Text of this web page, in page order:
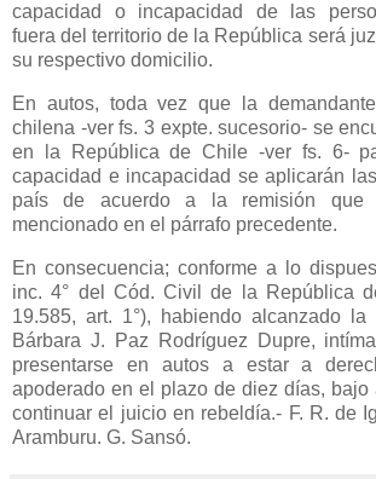
capacidad o incapacidad de las
fuera del territorio de la República será
su respectivo domicilio.
En autos, toda vez que la
chilena -ver fs. 3 expte. sucesorio- se
en
la República de Chile -ver fs. 6-
capacidad e incapacidad se aplicarán
país de acuerdo a la remisión que
mencionado en el párrafo precedente.
En consecuencia; conforme a lo
inc. 4° del Cód. Civil de
la República
19.585, art. 1°), habiendo alcanzado la
Bárbara J. Paz Rodríguez Dupre,
presentarse en autos a estar a
apoderado en el plazo de diez días, bajo
continuar el juicio en rebeldía.- F. R. de
Aramburu. G. Sansó.